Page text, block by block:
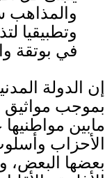
والمذاهب
وتطبيقيا
في بوتقة
إن الدولة
بموجب مواثيق
مابين
الأحزاب
بعضها البعض،